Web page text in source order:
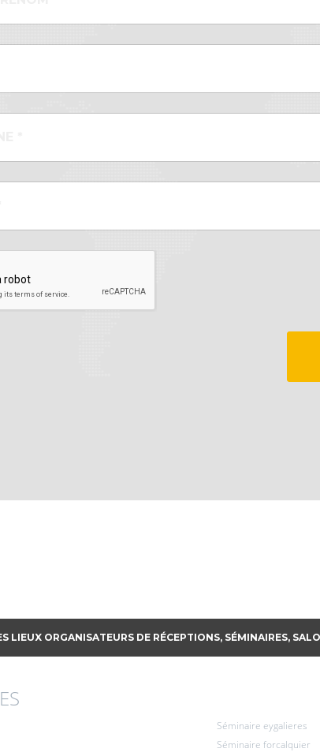
LIEUX ORGANISATEURS DE RÉCEPTIONS, SÉMINAIRES,
Séminaire eygalieres
Séminaire forcalquier